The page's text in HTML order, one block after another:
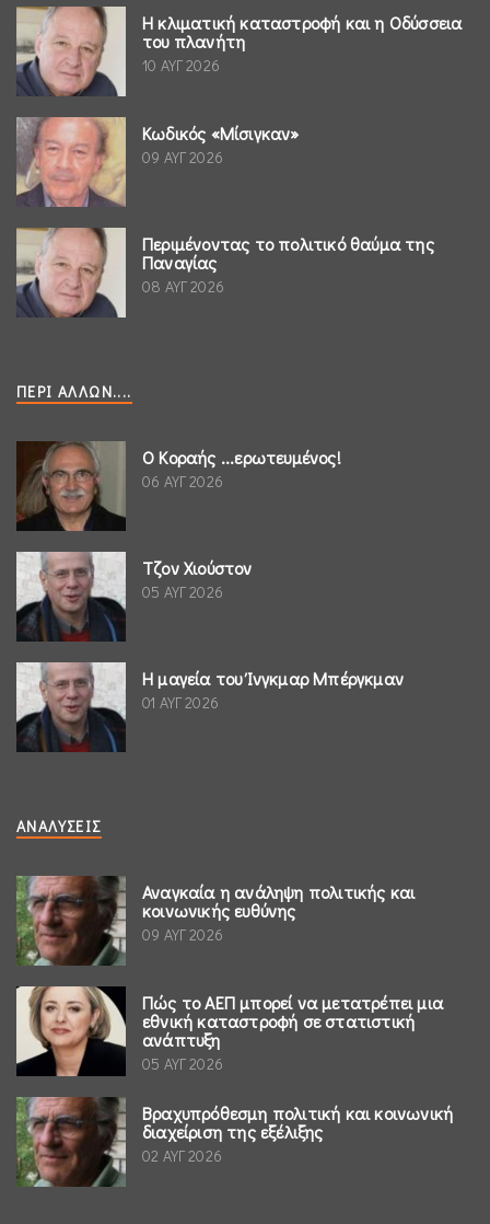
Η κλιματική καταστροφή και η Οδύσσεια
του πλανήτη
10 ΑΥΓ 2026
Κωδικός «Μίσιγκαν»
09 ΑΥΓ 2026
Περιμένοντας το πολιτικό θαύμα της
Παναγίας
08 ΑΥΓ 2026
ΠΕΡΊ ΆΛΛΩΝ....
Ο Κοραής ...ερωτευμένος!
06 ΑΥΓ 2026
Τζον Χιούστον
05 ΑΥΓ 2026
Η μαγεία του Ίνγκμαρ Μπέργκμαν
01 ΑΥΓ 2026
ΑΝΑΛΎΣΕΙΣ
Αναγκαία η ανάληψη πολιτικής και
κοινωνικής ευθύνης
09 ΑΥΓ 2026
Πώς το ΑΕΠ μπορεί να μετατρέπει μια
εθνική καταστροφή σε στατιστική
ανάπτυξη
05 ΑΥΓ 2026
Βραχυπρόθεσμη πολιτική και κοινωνική
διαχείριση της εξέλιξης
02 ΑΥΓ 2026